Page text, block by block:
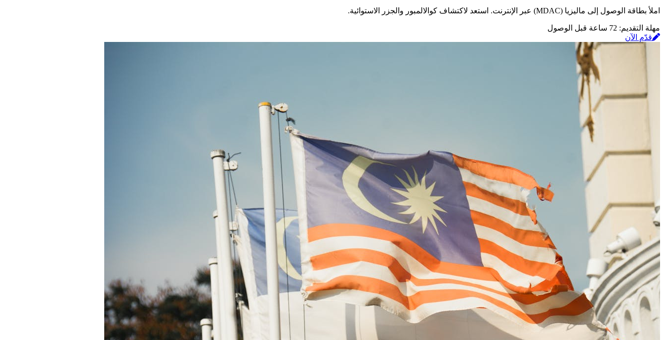
املأ بطاقة الوصول إلى ماليزيا (MDAC) عبر الإنترنت. استعد لاكتشاف كوالالمبور والجزر الاستوائية.
مهلة التقديم: 72 ساعة قبل الوصول
قدّم الآن